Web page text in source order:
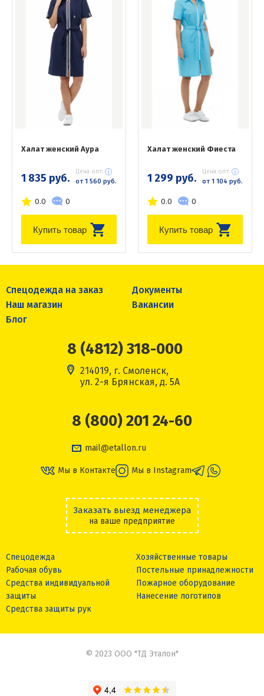
Халат женский Аура
1 835 руб. Цена опт:
от 1 560 руб.
0.0 0
Купить товар
Халат женский Фиеста
1 299 руб. Цена опт:
от 1 104 руб.
0.0 0
Купить товар
Спецодежда на заказ
Документы
Наш магазин
Вакансии
Блог
8 (4812) 318-000
214019, г. Смоленск,
ул. 2-я Брянская, д. 5А
8 (800) 201 24-60
mail@etallon.ru
Мы в Контакте Мы в Instagram
Заказать выезд менеджера
на ваше предприятие
Спецодежда
Рабочая обувь
Средства индивидуальной
защиты
Средства защиты рук
Хозяйственные товары
Постельные принадлежности
Пожарное оборудование
Нанесение логотипов
© 2023 ООО "ТД Эталон"